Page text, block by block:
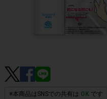
※本商品はSNSでの共有は OKです